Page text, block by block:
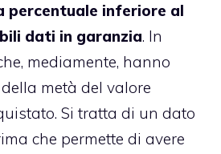
percentuale inferiore al
dati in garanzia. In
mediamente, hanno
metà del valore
Si tratta di un dato
che permette di avere